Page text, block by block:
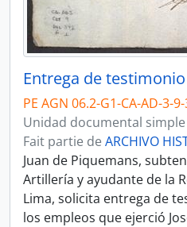
Entrega de testimonio
PE AGN 06.2-G1-CA-AD-3-
Unidad documental simple
Fait partie de ARCHIVO
Juan de Piquemans,
Artillería y ayudante de la
Lima, solicita entrega de
los empleos que ejerció